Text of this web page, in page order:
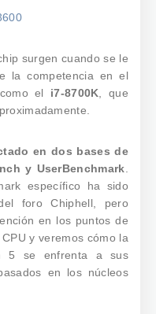
surgen cuando se le
la competencia en el
el i7-8700K , que
en dos bases de
y UserBenchmark
específico ha sido
foro Chiphell, pero
en los puntos de
y veremos cómo la
5 se enfrenta a sus
en los núcleos